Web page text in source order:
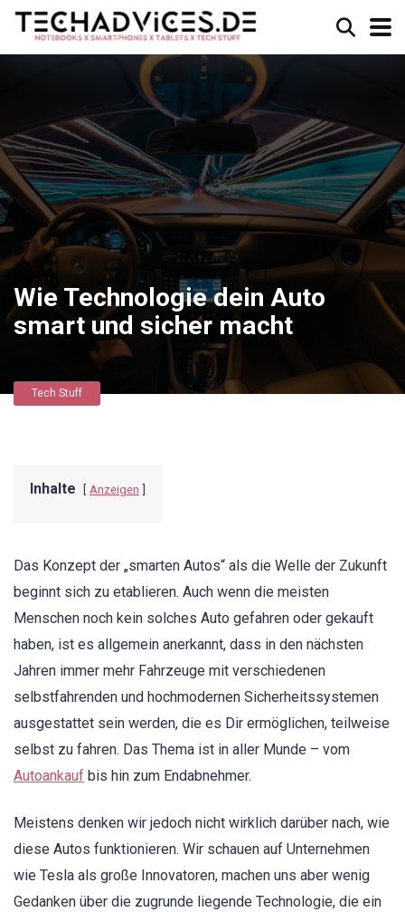
Wie Technologie dein Auto
smart und sicher macht
Tech Stuff
Inhalte Anzeigen
Das Konzept der „smarten Autos“ als die Welle der Zukunft
beginnt sich zu etablieren. Auch wenn die meisten
Menschen noch kein solches Auto gefahren oder gekauft
haben, ist es allgemein anerkannt, dass in den nächsten
Jahren immer mehr Fahrzeuge mit verschiedenen
selbstfahrenden und hochmodernen Sicherheitssystemen
ausgestattet sein werden, die es Dir ermöglichen, teilweise
selbst zu fahren. Das Thema ist in aller Munde – vom
Autoankauf bis hin zum Endabnehmer.
Meistens denken wir jedoch nicht wirklich darüber nach, wie
diese Autos funktionieren. Wir schauen auf Unternehmen
wie Tesla als große Innovatoren, machen uns aber wenig
Gedanken über die zugrunde liegende Technologie, die ein